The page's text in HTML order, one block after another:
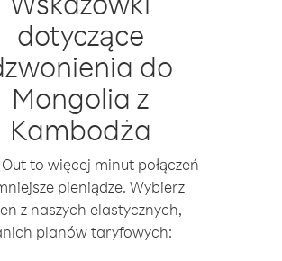
dotyczące
do
Mongolia z
Kambodża
to więcej minut połączeń
pieniądze. Wybierz
z naszych elastycznych,
planów taryfowych: